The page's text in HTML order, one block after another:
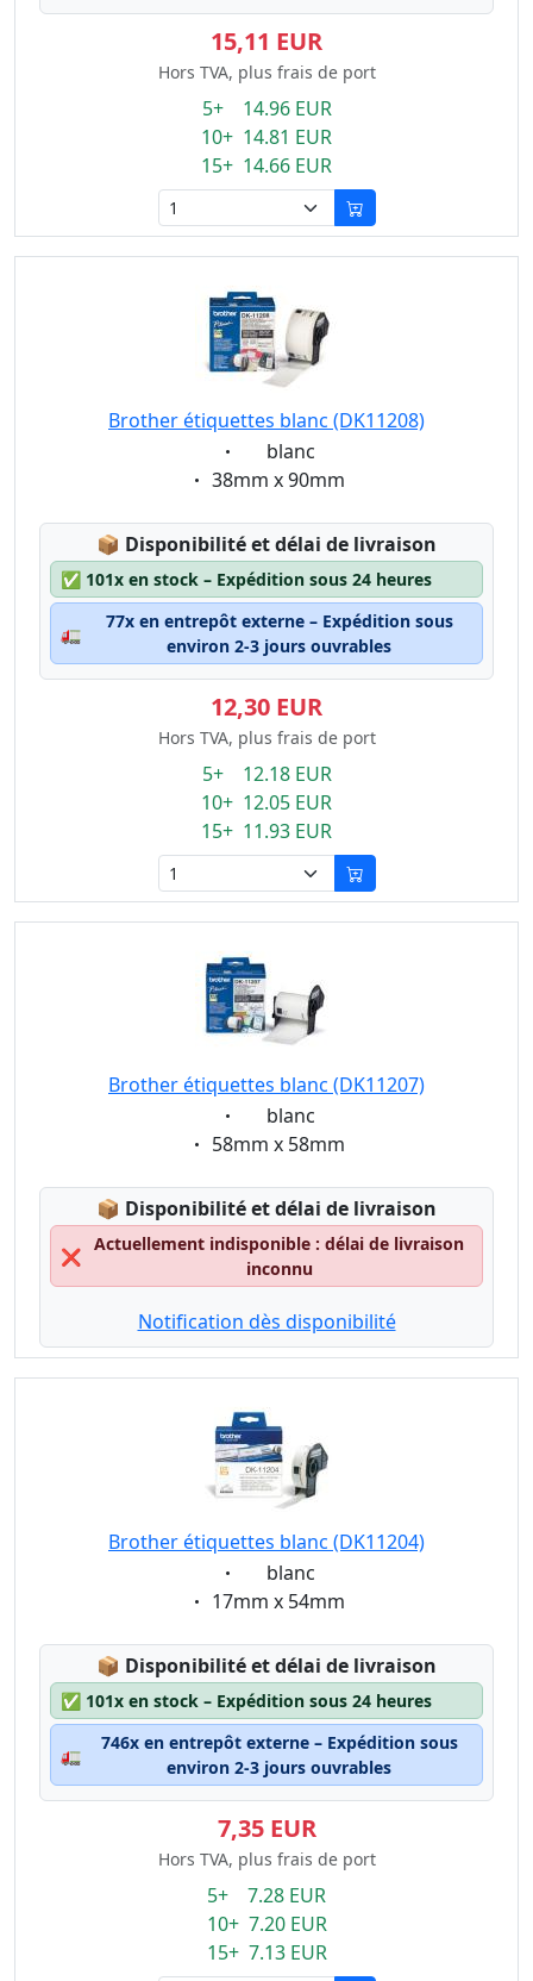
15,11 EUR
Hors TVA, plus frais de port
5+ 14.96 EUR
10+ 14.81 EUR
15+ 14.66 EUR
Brother étiquettes blanc (DK11208)
Eigenschaft:
blanc
Eigenschaft:
38mm x 90mm
📦 Lagerstatus:
Disponibilité et délai de livraison
✅ 101x en stock – Expédition sous 24 heures
🚛
77x en entrepôt externe – Expédition sous
environ 2-3 jours ouvrables
12,30 EUR
Hors TVA, plus frais de port
5+ 12.18 EUR
10+ 12.05 EUR
15+ 11.93 EUR
Brother étiquettes blanc (DK11207)
Eigenschaft:
blanc
Eigenschaft:
58mm x 58mm
📦 Lagerstatus:
Disponibilité et délai de livraison
❌
Actuellement indisponible : délai de livraison
inconnu
Notification dès disponibilité
Brother étiquettes blanc (DK11204)
Eigenschaft:
blanc
Eigenschaft:
17mm x 54mm
📦 Lagerstatus:
Disponibilité et délai de livraison
✅ 101x en stock – Expédition sous 24 heures
🚛
746x en entrepôt externe – Expédition sous
environ 2-3 jours ouvrables
7,35 EUR
Hors TVA, plus frais de port
5+ 7.28 EUR
10+ 7.20 EUR
15+ 7.13 EUR